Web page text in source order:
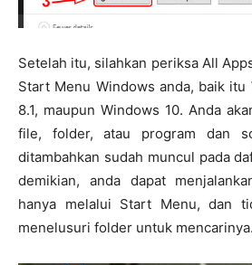
Setelah itu, silahkan periksa All
Start Menu Windows anda, baik itu
8.1, maupun Windows 10. Anda
file, folder, atau program dan
ditambahkan sudah muncul pada
demikian, anda dapat
hanya melalui Start Menu, dan
menelusuri folder untuk mencarinya.